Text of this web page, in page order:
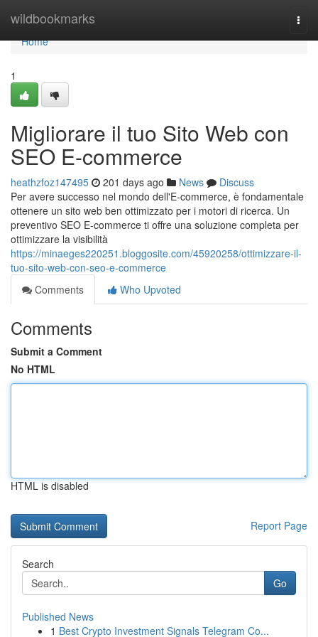
wildbookmarks
Home
Home
1
Migliorare il tuo Sito Web con
SEO E-commerce
heathzfoz147495 201 days ago News
Discuss
Per avere successo nel mondo dell'E-commerce, è fondamentale
ottenere un sito web ben ottimizzato per i motori di ricerca. Un
preventivo SEO E-commerce ti offre una soluzione completa per
ottimizzare la visibilità
https://minaeges220251.bloggosite.com/45920258/ottimizzare-il-
tuo-sito-web-con-seo-e-commerce
Comments
Who Upvoted
Comments
Submit a Comment
No HTML
HTML is disabled
Report Page
Search
Go
Published News
1 Best Crypto Investment Signals Telegram Co...